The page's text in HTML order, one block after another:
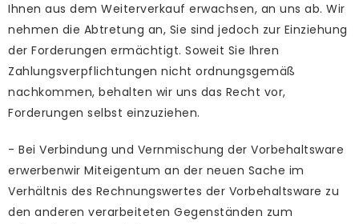
Ihnen aus dem Weiterverkauf erwachsen, an uns ab. Wir
nehmen die Abtretung an, Sie sind jedoch zur Einziehung
der Forderungen ermächtigt. Soweit Sie Ihren
Zahlungsverpflichtungen nicht ordnungsgemäß
nachkommen, behalten wir uns das Recht vor,
Forderungen selbst einzuziehen.
- Bei Verbindung und Vernmischung der Vorbehaltsware
erwerbenwir Miteigentum an der neuen Sache im
Verhältnis des Rechnungswertes der Vorbehaltsware zu
den anderen verarbeiteten Gegenständen zum